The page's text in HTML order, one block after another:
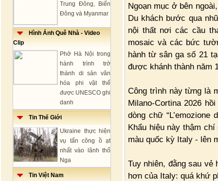
Trung Đông, Biển
Đông và Myanmar
Hình Ảnh Quê Nhà - Video
Clip
Phở Hà Nội trong
hành trình trở
thành di sản văn
hóa phi vật thể
được UNESCO ghi
danh
Tin Thế Giới
Ukraine thực hiện
vụ tấn công ồ ạt
nhất vào lãnh thổ
Nga
Tin Việt Nam
Ngoạn mục ở bên
Du khách bước qua
nội thất nơi các cầu
mosaic và các bức
hành từ sân ga số 21
được khánh thành năm
Công trình này từng là
Milano-Cortina 2026
dòng chữ
Khẩu hiệu này thậm
màu quốc kỳ Italy - lên
Tuy nhiên, đằng sau
hơn của Italy: quá khứ